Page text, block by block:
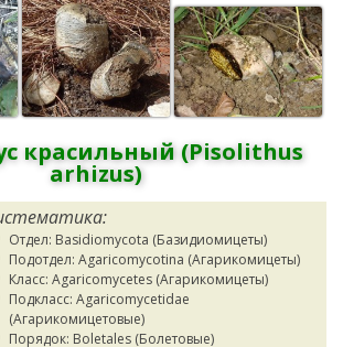
красильный (Pisolithus
arhizus)
Отдел: Basidiomycota (Базидиомицеты)
Подотдел: Agaricomycotina (Агарикомицеты)
Класс: Agaricomycetes (Агарикомицеты)
Подкласс: Agaricomycetidae
(Агарикомицетовые)
Порядок: Boletales (Болетовые)